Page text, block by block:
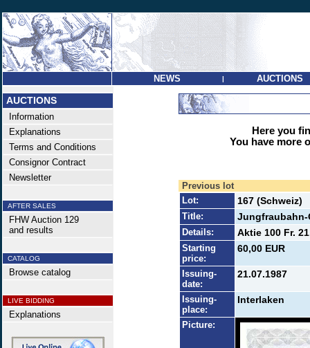
NEWS | AUCTIONS
AUCTIONS
Information
Explanations
Terms and Conditions
Consignor Contract
Newsletter
AFTER SALES
FHW Auction 129
and results
CATALOG
Browse catalog
LIVE BIDDING
Explanations
Here you
You have more
Previous lot
Lot:
167 (Schweiz)
Title:
Details: Aktie 100 Fr.
Starting
price:
60,00 EUR
Issuing-
date:
21.07.1987
Issuing-
place:
Interlaken
Picture: